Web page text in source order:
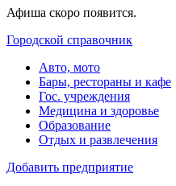
Афиша скоро появится.
Городской справочник
Авто, мото
Бары, рестораны и кафе
Гос. учреждения
Медицина и здоровье
Образование
Отдых и развлечения
Добавить предприятие